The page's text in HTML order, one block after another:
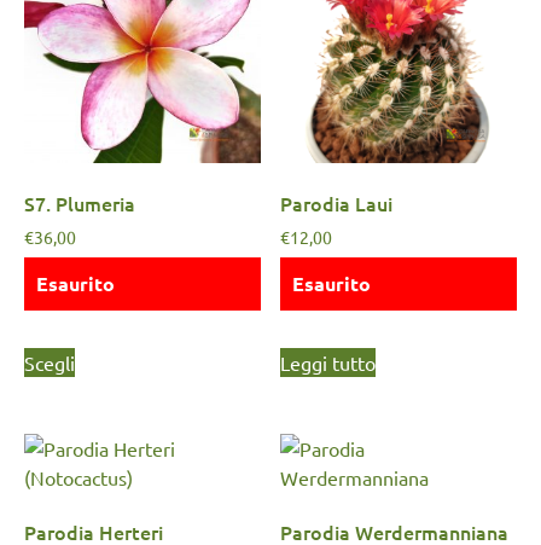
S7. Plumeria
€36,00
Esaurito
Scegli
Parodia Laui
€12,00
Esaurito
Leggi tutto
Parodia Herteri
Parodia Werdermanniana